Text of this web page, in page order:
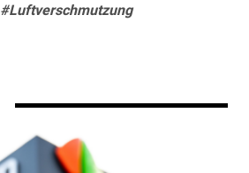
#Luftverschmutzung